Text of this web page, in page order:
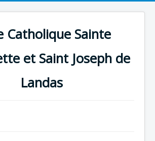
Catholique Sainte
et Saint Joseph de
Landas